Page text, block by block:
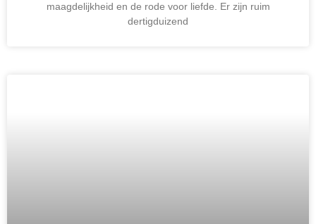
maagdelijkheid en de rode voor liefde. Er zijn ruim
dertigduizend